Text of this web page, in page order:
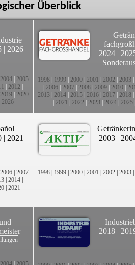
Überblick
| 2026
2004 2005
2012
2019 2020
2026
2024 |
1998 1999 2000 2001 2002 2003
2006 2007 2008 2009 2010
2013 2014 2015 2016 2017 2018
2021 2022 2023| 2024| 2025|
| 2021
2006 | 2007
| 2014 |
| 2021
2003 |
1998 | 1999 | 2000 | 2001 | 2002 | 2003 |
2018 |